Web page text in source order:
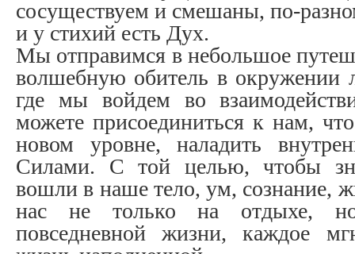
сосуществуем и смешаны, по-
и у стихий есть Дух.
Мы отправимся в небольшое
волшебную обитель в окружении
где мы войдем во
можете присоединиться к нам,
новом уровне, наладить
Силами. С той целью, чтобы
вошли в наше тело, ум, сознание,
нас не только на отдыхе,
повседневной жизни, каждое